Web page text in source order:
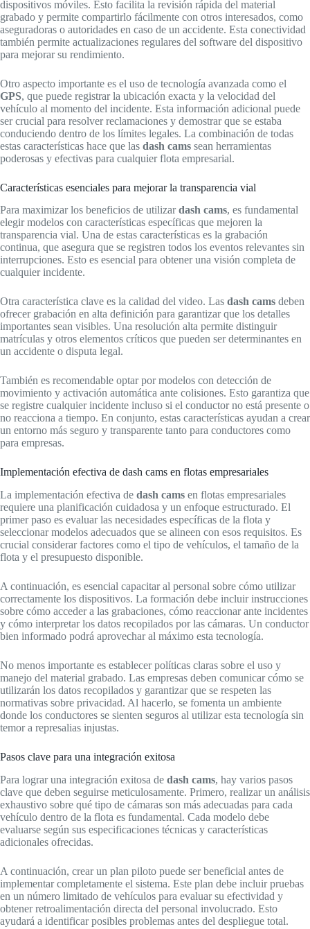
dispositivos móviles. Esto facilita la revisión rápida del material
grabado y permite compartirlo fácilmente con otros interesados, como
aseguradoras o autoridades en caso de un accidente. Esta conectividad
también permite actualizaciones regulares del software del dispositivo
para mejorar su rendimiento.
Otro aspecto importante es el uso de tecnología avanzada como el
GPS, que puede registrar la ubicación exacta y la velocidad del
vehículo al momento del incidente. Esta información adicional puede
ser crucial para resolver reclamaciones y demostrar que se estaba
conduciendo dentro de los límites legales. La combinación de todas
estas características hace que las dash cams sean herramientas
poderosas y efectivas para cualquier flota empresarial.
Características esenciales para mejorar la transparencia vial
Para maximizar los beneficios de utilizardash cams, es fundamental
elegir modelos con características específicas que mejoren la
transparencia vial. Una de estas características es la grabación
continua, que asegura que se registren todos los eventos relevantes sin
interrupciones. Esto es esencial para obtener una visión completa de
cualquier incidente.
Otra característica clave es la calidad del video. Las dash cams deben
ofrecer grabación en alta definición para garantizar que los detalles
importantes sean visibles. Una resolución alta permite distinguir
matrículas y otros elementos críticos que pueden ser determinantes en
un accidente o disputa legal.
También es recomendable optar por modelos con detección de
movimiento y activación automática ante colisiones. Esto garantiza que
se registre cualquier incidente incluso si el conductor no está presente o
no reacciona a tiempo. En conjunto, estas características ayudan a crear
un entorno más seguro y transparente tanto para conductores como
para empresas.
Implementación efectiva de dash cams en flotas empresariales
La implementación efectiva de dash cams en flotas empresariales
requiere una planificación cuidadosa y un enfoque estructurado. El
primer paso es evaluar las necesidades específicas de la flota y
seleccionar modelos adecuados que se alineen con esos requisitos. Es
crucial considerar factores como el tipo de vehículos, el tamaño de la
flota y el presupuesto disponible.
A continuación, es esencial capacitar al personal sobre cómo utilizar
correctamente los dispositivos. La formación debe incluir instrucciones
sobre cómo acceder a las grabaciones, cómo reaccionar ante incidentes
y cómo interpretar los datos recopilados por las cámaras. Un conductor
bien informado podrá aprovechar al máximo esta tecnología.
No menos importante es establecer políticas claras sobre el uso y
manejo del material grabado. Las empresas deben comunicar cómo se
utilizarán los datos recopilados y garantizar que se respeten las
normativas sobre privacidad. Al hacerlo, se fomenta un ambiente
donde los conductores se sienten seguros al utilizar esta tecnología sin
temor a represalias injustas.
Pasos clave para una integración exitosa
Para lograr una integración exitosa de dash cams, hay varios pasos
clave que deben seguirse meticulosamente. Primero, realizar un análisis
exhaustivo sobre qué tipo de cámaras son más adecuadas para cada
vehículo dentro de la flota es fundamental. Cada modelo debe
evaluarse según sus especificaciones técnicas y características
adicionales ofrecidas.
A continuación, crear un plan piloto puede ser beneficial antes de
implementar completamente el sistema. Este plan debe incluir pruebas
en un número limitado de vehículos para evaluar su efectividad y
obtener retroalimentación directa del personal involucrado. Esto
ayudará a identificar posibles problemas antes del despliegue total.